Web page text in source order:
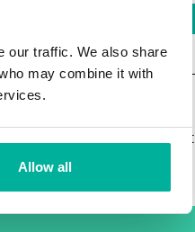
our traffic. We also share
may combine it with
Allow all
därefter ersätts de av vårt